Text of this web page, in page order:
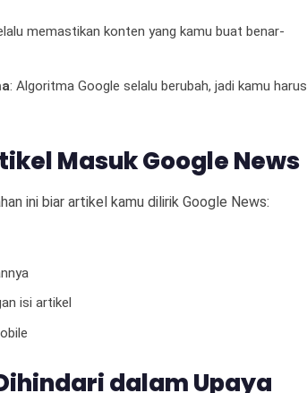
memastikan konten yang kamu buat benar-
: Algoritma Google selalu berubah, jadi kamu harus
Masuk Google News
ini biar artikel kamu dilirik Google News:
isi artikel
dalam Upaya